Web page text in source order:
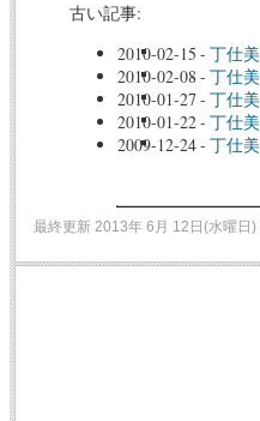
古い記事:
2010-02-15 - 丁仕
2010-02-08 - 丁仕
2010-01-27 - 丁仕
2010-01-22- 丁仕
2009-12-24- 丁仕
最終更新 2013年 6月 12日(水曜日)